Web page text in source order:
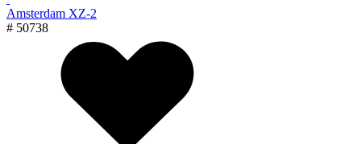
Amsterdam XZ-2
# 50738